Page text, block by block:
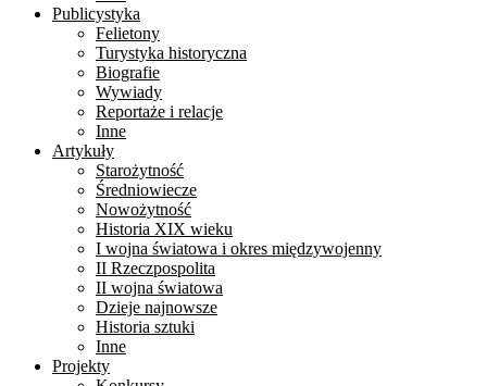
Publicystyka
Felietony
Turystyka historyczna
Biografie
Wywiady
Reportaże i relacje
Inne
Artykuły
Starożytność
Średniowiecze
Nowożytność
Historia XIX wieku
I wojna światowa i okres międzywojenny
II Rzeczpospolita
II wojna światowa
Dzieje najnowsze
Historia sztuki
Inne
Projekty